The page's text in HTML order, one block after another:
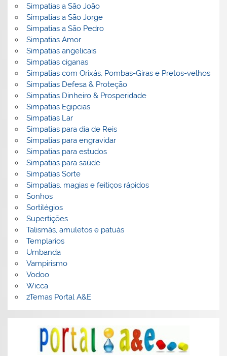
Simpatias a São João
Simpatias a São Jorge
Simpatias a São Pedro
Simpatias Amor
Simpatias angelicais
Simpatias ciganas
Simpatias com Orixás, Pombas-Giras e Pretos-velhos
Simpatias Defesa & Proteção
Simpatias Dinheiro & Prosperidade
Simpatias Egipcias
Simpatias Lar
Simpatias para dia de Reis
Simpatias para engravidar
Simpatias para estudos
Simpatias para saúde
Simpatias Sorte
Simpatias, magias e feitiços rápidos
Sonhos
Sortilégios
Supertições
Talismãs, amuletos e patuás
Templarios
Umbanda
Vampirismo
Vodoo
Wicca
zTemas Portal A&E